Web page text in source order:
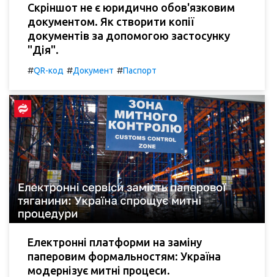
Скріншот не є юридично обов'язковим
документом. Як створити копії
документів за допомогою застосунку
"Дія".
#QR-код #Документ #Паспорт
Електронні платформи на заміну
паперовим формальностям: Україна
модернізує митні процеси.